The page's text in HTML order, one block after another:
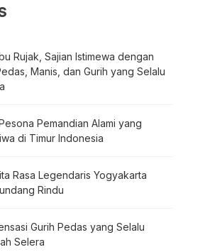
Rujak, Sajian Istimewa dengan
Manis, dan Gurih yang Selalu
Pemandian Alami yang
di Timur Indonesia
Rasa Legendaris Yogyakarta
Rindu
Gurih Pedas yang Selalu
Selera